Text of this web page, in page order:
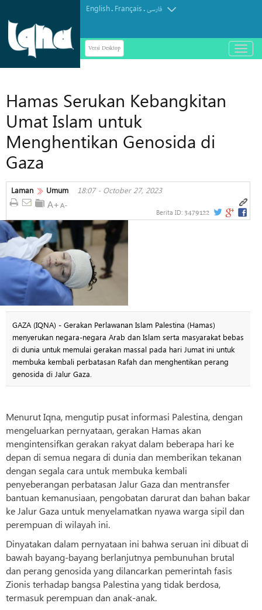
English. Français.فارسی
Versi Desktop
باز
و
Hamas Serukan Kebangkitan
Umat Islam untuk
Menghentikan Genosida di
Gaza
Laman Umum 18:07 - October 27, 2023
Berita ID: 3479122
GAZA (IQNA) - Gerakan Perlawanan Islam Palestina (Hamas)
menyerukan negara-negara Arab dan Islam serta masyarakat bebas
di dunia untuk memulai gerakan massal pada hari Jumat ini untuk
membuka kembali perbatasan Rafah dan menghentikan perang
genosida di Jalur Gaza.
Menurut Iqna, mengutip pusat informasi Palestina, dengan
mengeluarkan pernyataan, gerakan Hamas akan
mengintensifkan gerakan rakyat dalam beberapa hari ke
depan di semua negara di dunia dan memberikan tekanan
dengan segala cara untuk membuka kembali
penyeberangan perbatasan Jalur Gaza dan mentransfer
bantuan kemanusiaan, pengobatan darurat dan bahan bakar
ke Jalur Gaza untuk menyelamatkan nyawa warga sipil dan
perempuan di wilayah ini.
Dinyatakan dalam pernyataan ini bahwa seruan ini dibuat di
bawah bayang-bayang berlanjutnya pembunuhan brutal
dan perang genosida yang dilancarkan pemerintah fasis
Zionis terhadap bangsa Palestina yang tidak berdosa,
termasuk perempuan dan anak-anak.